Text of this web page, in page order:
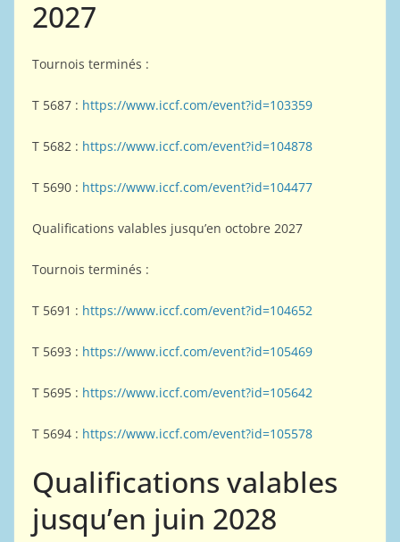
2027
Tournois terminés :
T 5687 : https://www.iccf.com/event?id=103359
T 5682 : https://www.iccf.com/event?id=104878
T 5690 : https://www.iccf.com/event?id=104477
Qualifications valables jusqu’en octobre 2027
Tournois terminés :
T 5691 : https://www.iccf.com/event?id=104652
T 5693 : https://www.iccf.com/event?id=105469
T 5695 : https://www.iccf.com/event?id=105642
T 5694 : https://www.iccf.com/event?id=105578
Qualifications valables
jusqu’en juin 2028